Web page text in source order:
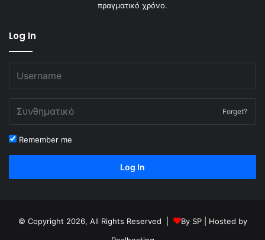
πραγματικό χρόνο.
Log In
Forget?
Remember me
Log In
© Copyright 2026, All Rights Reserved | By SP| Hosted by